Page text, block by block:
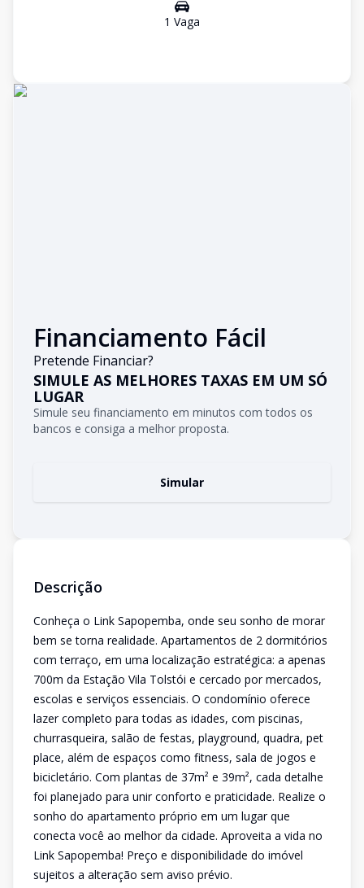
1 Vaga
Financiamento Fácil
Pretende Financiar?
SIMULE AS MELHORES TAXAS EM UM SÓ
LUGAR
Simule seu financiamento em minutos com todos os
bancos e consiga a melhor proposta.
Simular
Descrição
Conheça o Link Sapopemba, onde seu sonho de morar
bem se torna realidade. Apartamentos de 2 dormitórios
com terraço, em uma localização estratégica: a apenas
700m da Estação Vila Tolstói e cercado por mercados,
escolas e serviços essenciais. O condomínio oferece
lazer completo para todas as idades, com piscinas,
churrasqueira, salão de festas, playground, quadra, pet
place, além de espaços como fitness, sala de jogos e
bicicletário. Com plantas de 37m² e 39m², cada detalhe
foi planejado para unir conforto e praticidade. Realize o
sonho do apartamento próprio em um lugar que
conecta você ao melhor da cidade. Aproveita a vida no
Link Sapopemba! Preço e disponibilidade do imóvel
sujeitos a alteração sem aviso prévio.